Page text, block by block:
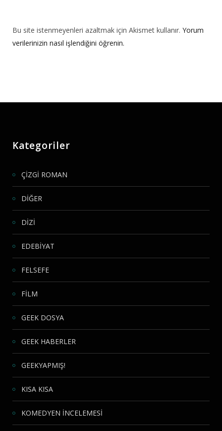
Bu site istenmeyenleri azaltmak için Akismet kullanır. Yorum
verilerinizin nasıl işlendiğini öğrenin.
Kategoriler
ÇİZGİ ROMAN
DİĞER
DİZİ
EDEBİYAT
FELSEFE
FİLM
GEEK DOSYA
GEEK HABERLER
GEEKYAPMIŞ!
KISA KISA
KOMEDYEN İNCELEMESİ